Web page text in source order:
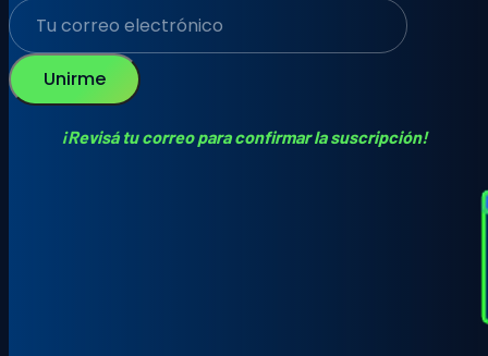
Unirme
¡Revisá tu correo para confirmar la suscripción!